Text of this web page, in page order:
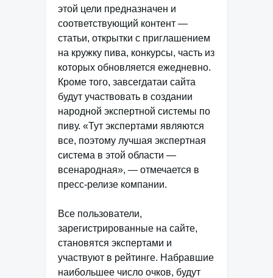
этой цели предназначен и
соответствующий контент —
статьи, открытки с приглашением
на кружку пива, конкурсы, часть из
которых обновляется ежедневно.
Кроме того, завсегдатаи сайта
будут участвовать в создании
народной экспертной системы по
пиву. «Тут экспертами являются
все, поэтому лучшая экспертная
система в этой области —
всенародная», — отмечается в
пресс-релизе компании.
Все пользователи,
зарегистрированные на сайте,
становятся экспертами и
участвуют в рейтинге. Набравшие
наибольшее число очков, будут